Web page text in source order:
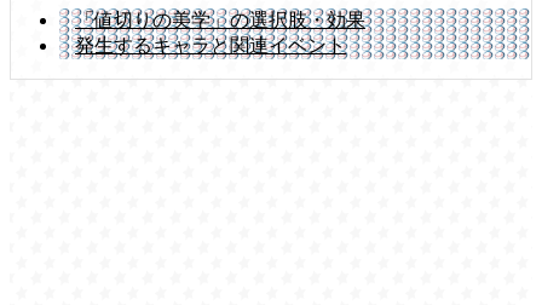
「値切りの美学」の選択肢・効果
発生するキャラと関連イベント